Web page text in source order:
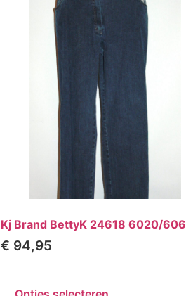
Kj Brand BettyK 24618 6020/606
€ 94,95